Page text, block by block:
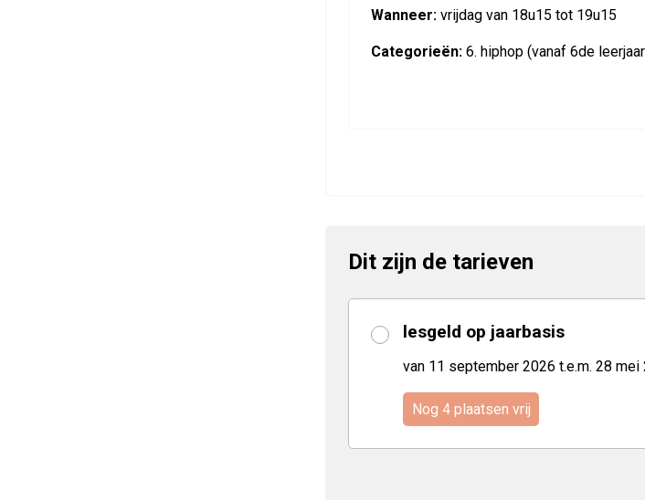
Wanneer: vrijdag van 18u15 tot 19u15
Categorieën: 6. hiphop (vanaf 6de
Dit zijn de tarieven
lesgeld op jaarbasis
van 11 september 2026 t.e.m. 28 mei
Nog 4 plaatsen vrij